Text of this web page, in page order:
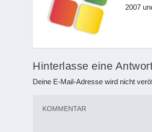
2007
Hinterlasse eine
Deine E-Mail-Adresse wird nicht